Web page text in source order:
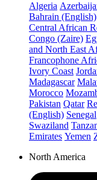
Algeria
Bahrain (English)
Central African
Congo (Zaire)
and North East
Francophone
Ivory Coast
Madagascar
Morocco
Pakistan Qatar
(English) Senegal
Swaziland
Emirates Yemen
North America